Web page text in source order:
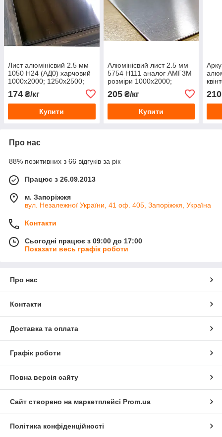
Лист алюмінієвий 2.5 мм
1050 Н24 (АД0) харчовий
1000х2000; 1250х2500;
174 ₴/кг
Купити
Алюмінієвий лист 2.5 мм
5754 Н111 аналог АМГ3М
розміри 1000х2000;
1250х2500; 1500х3000 мм
205₴/кг
Купити
мм
210
Про нас
88% позитивних з 66 відгуків за рік
Працює з 26.09.2013
м. Запоріжжя
вул. Незалежної України, 41 оф. 405, Запоріжжя, Україна
Контакти
Сьогодні працює з 09:00 до 17:00
Показати весь графік роботи
Про нас
Контакти
Доставка та оплата
Графік роботи
Повна версія сайту
Сайт створено на маркетплейсі Prom.ua
Політика конфіденційності